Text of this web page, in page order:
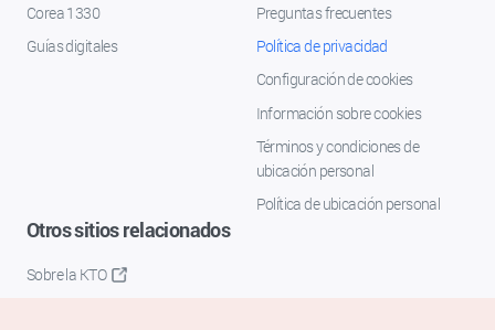
Corea 1330
Guías digitales
Preguntas frecuentes
Política de privacidad
Configuración de cookies
Información sobre cookies
Términos y condiciones de
ubicación personal
Política de ubicación personal
Otros sitios relacionados
Sobre la KTO